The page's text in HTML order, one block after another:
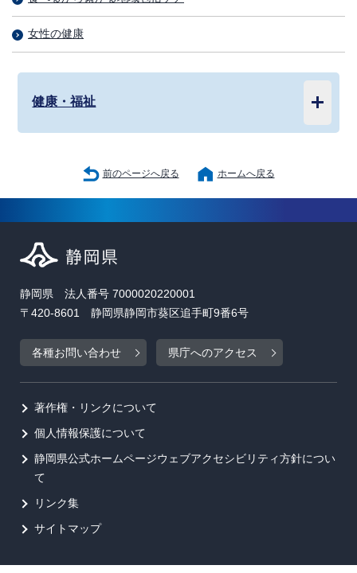
女性の健康
健康・福祉
前のページへ戻る ホームへ戻る
静岡県 法人番号 7000020220001
〒420-8601 静岡県静岡市葵区追手町9番6号
各種お問い合わせ 県庁へのアクセス
著作権・リンクについて
個人情報保護について
静岡県公式ホームページウェブアクセシビリティ方針につい
て
リンク集
サイトマップ